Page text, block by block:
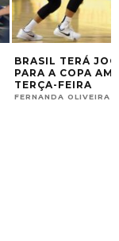
BRASIL TERÁ
PARA A COPA
TERÇA-FEIRA
FERNANDA OLIVEIRA